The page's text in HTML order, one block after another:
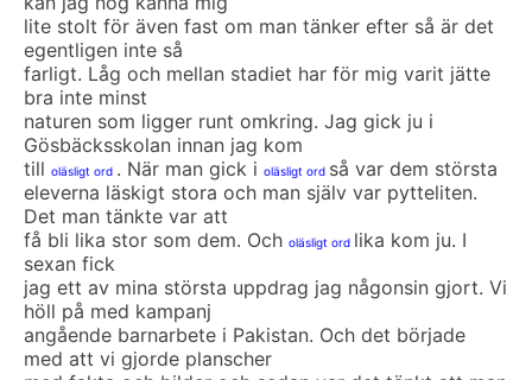
lite stolt för även fast om man tänker efter så är det
egentligen inte så
farligt. Låg och mellan stadiet har för mig varit jätte
bra inte minst
naturen som ligger runt omkring. Jag gick ju i
Gösbäcksskolan innan jag kom
till oläsligt ord . När man gick i oläsligt ord så var dem största
eleverna läskigt stora och man själv var pytteliten.
Det man tänkte var att
få bli lika stor som dem. Och oläsligt ord lika kom ju. I
sexan fick
jag ett av mina största uppdrag jag någonsin gjort. Vi
höll på med kampanj
angående barnarbete i Pakistan. Och det började
med att vi gjorde planscher